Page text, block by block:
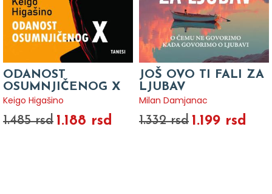
ODANOST
OSUMNJIČENOG X
Keigo Higašino
1.485 rsd 1.188 rsd
JOŠ OVO TI FALI ZA
LJUBAV
Milan Damjanac
1.332 rsd 1.199 rsd